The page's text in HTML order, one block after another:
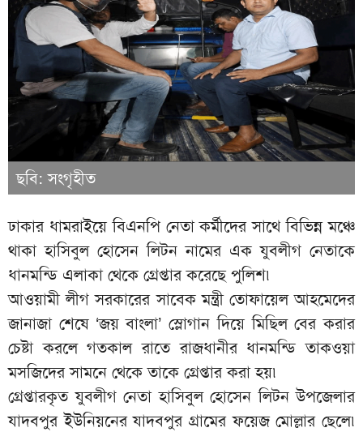
ছবি: সংগৃহীত
ঢাকার ধামরাইয়ে বিএনপি নেতা কর্মীদের সাথে বিভিন্ন মঞ্চে
থাকা হাসিবুল হোসেন লিটন নামের এক যুবলীগ নেতাকে
ধানমন্ডি এলাকা থেকে গ্রেপ্তার করেছে পুলিশ৷
আওয়ামী লীগ সরকারের সাবেক মন্ত্রী তোফায়েল আহমেদের
জানাজা শেষে ‘জয় বাংলা’ স্লোগান দিয়ে মিছিল বের করার
চেষ্টা করলে গতকাল রাতে রাজধানীর ধানমন্ডি তাকওয়া
মসজিদের সামনে থেকে তাকে গ্রেপ্তার করা হয়৷
গ্রেপ্তারকৃত যুবলীগ নেতা হাসিবুল হোসেন লিটন উপজেলার
যাদবপুর ইউনিয়নের যাদবপুর গ্রামের ফয়েজ মোল্লার ছেলে৷